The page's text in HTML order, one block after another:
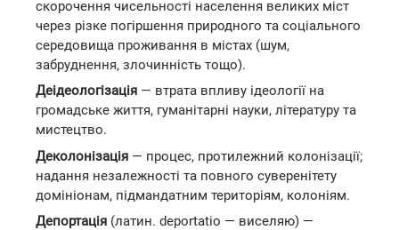
скорочення чисельності населення великих міст
через різке погіршення природного та соціального
середовища проживання в містах (шум,
забруднення, злочинність тощо).
Деідеологізація — втрата впливу ідеології на
громадське життя, гуманітарні науки, літературу та
мистецтво.
Деколонізація — процес, протилежний колонізації;
надання незалежності та повного суверенітету
домініонам, підмандатним територіям, колоніям.
Депортація (латин. deportatio — виселяю) —